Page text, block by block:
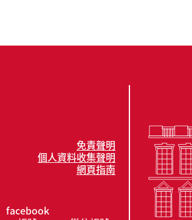
免責聲明
個人資料收集聲明
網頁指南
facebook